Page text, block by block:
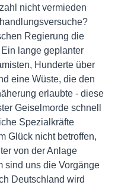
nicht vermieden
Regierung die
lange geplanter
Hunderte über
eine Wüste, die den
erlaubte - diese
Geiselmorde schnell
Spezialkräfte
Glück nicht betroffen,
von der Anlage
sind uns die Vorgänge
Deutschland wird